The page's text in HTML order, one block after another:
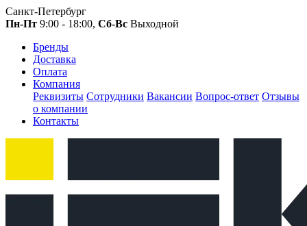
Санкт-Петербург
Пн-Пт 9:00 - 18:00, Сб-Вс Выходной
Бренды
Доставка
Оплата
Компания
Реквизиты Сотрудники Вакансии Вопрос-ответ Отзывы
о компании
Контакты